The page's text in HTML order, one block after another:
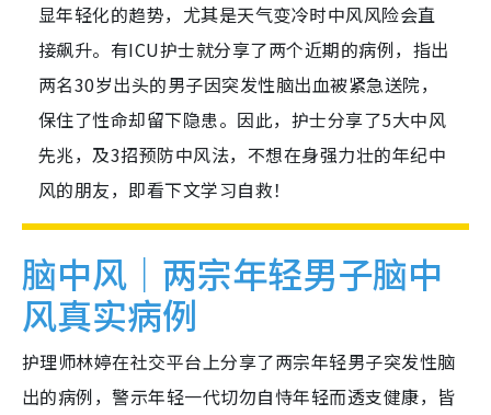
显年轻化的趋势，尤其是天气变冷时中风风险会直
接飙升。有ICU护士就分享了两个近期的病例，指出
两名30岁出头的男子因突发性脑出血被紧急送院，
保住了性命却留下隐患。因此，护士分享了5大中风
先兆，及3招预防中风法，不想在身强力壮的年纪中
风的朋友，即看下文学习自救！
脑中风｜两宗年轻男子脑中
风真实病例
护理师林婷在社交平台上分享了两宗年轻男子突发性脑
出的病例，警示年轻一代切勿自恃年轻而透支健康，皆